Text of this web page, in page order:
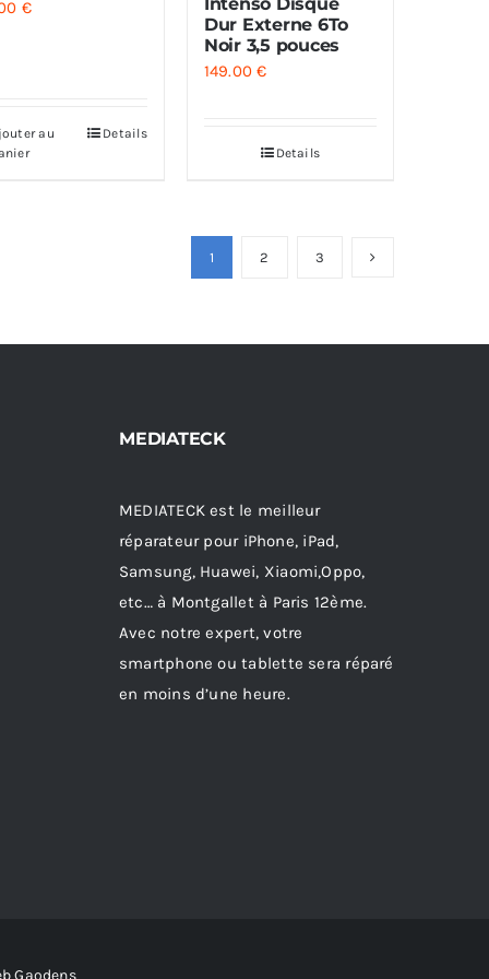
€
au
Details
Dur Externe 6To
Noir 3,5 pouces
149.00€
Details
1 2 3
MEDIATECK
MEDIATECK est le meilleur
réparateur pour iPhone, iPad,
Samsung, Huawei, Xiaomi,Oppo,
etc… à Montgallet à Paris 12ème.
Avec notre expert, votre
smartphone ou tablette sera réparé
en moins d’une heure.